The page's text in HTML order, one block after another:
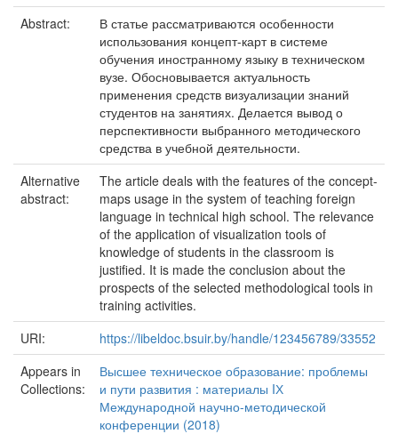
Abstract:
В статье рассматриваются особенности
использования концепт-карт в системе
обучения иностранному языку в техническом
вузе. Обосновывается актуальность
применения средств визуализации знаний
студентов на занятиях. Делается вывод о
перспективности выбранного методического
средства в учебной деятельности.
Alternative
abstract:
The article deals with the features of the concept-
maps usage in the system of teaching foreign
language in technical high school. The relevance
of the application of visualization tools of
knowledge of students in the classroom is
justified. It is made the conclusion about the
prospects of the selected methodological tools in
training activities.
URI:
https://libeldoc.bsuir.by/handle/123456789/33552
Appears in
Collections:
Высшее техническое образование: проблемы
и пути развития : материалы IХ
Международной научно-методической
конференции (2018)